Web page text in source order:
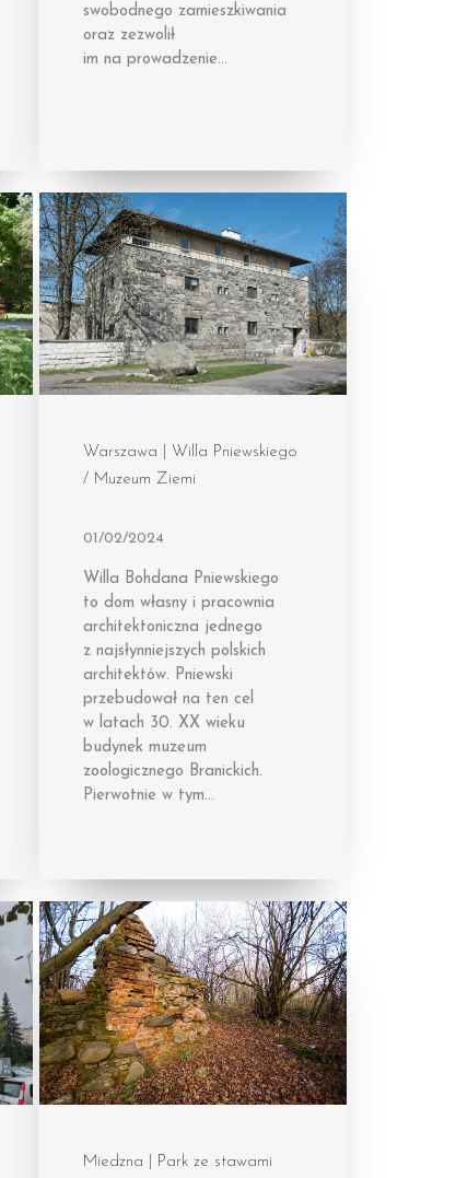
swobodnego zamieszkiwania
oraz zezwolił
im na prowadzenie…
Warszawa | Willa Pniewskiego
/ Muzeum Ziemi
01/02/2024
Willa Bohdana Pniewskiego
to dom własny i pracownia
architektoniczna jednego
z najsłynniejszych polskich
architektów. Pniewski
przebudował na ten cel
w latach 30. XX wieku
budynek muzeum
zoologicznego Branickich.
Pierwotnie w tym…
Miedzna | Park ze stawami